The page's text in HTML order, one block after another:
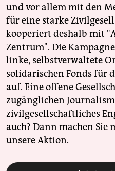
und vor allem mit den
für eine starke
kooperiert deshalb mit
Zentrum". Die
linke, selbstverwaltete
solidarischen Fonds für
auf. Eine offene
zugänglichen
zivilgesellschaftliches
auch? Dann machen
unsere Aktion.